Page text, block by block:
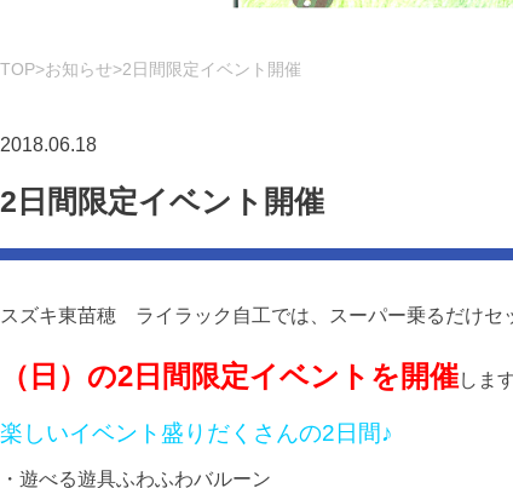
TOP お知らせ 2日間限定イベント開催
2018.06.18
2日間限定イベント開催
スズキ東苗穂 ライラック自工では、スーパー乗るだけセ
（日）の2日間限定イベントを開催しま
楽しいイベント盛りだくさんの2日間♪
・遊べる遊具ふわふわバルーン